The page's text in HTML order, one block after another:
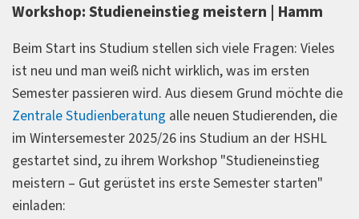
Workshop: Studieneinstieg meistern | Hamm
Beim Start ins Studium stellen sich viele Fragen: Vieles
ist neu und man weiß nicht wirklich, was im ersten
Semester passieren wird. Aus diesem Grund möchte die
Zentrale Studienberatung alle neuen Studierenden, die
im Wintersemester 2025/26 ins Studium an der HSHL
gestartet sind, zu ihrem Workshop "Studieneinstieg
meistern – Gut gerüstet ins erste Semester starten"
einladen: